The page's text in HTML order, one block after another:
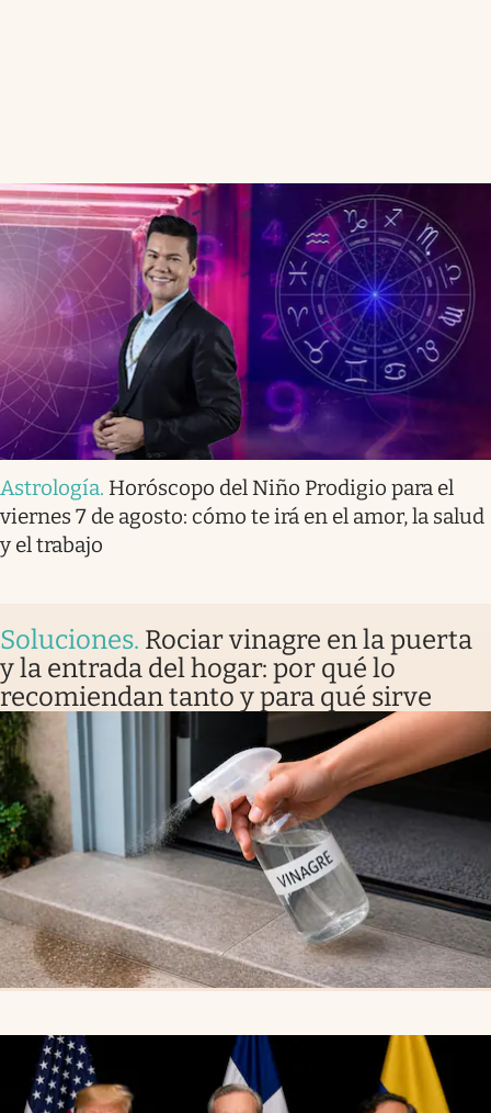
Astrología. Horóscopo del Niño Prodigio para el
viernes 7 de agosto: cómo te irá en el amor, la salud
y el trabajo
Soluciones. Rociar vinagre en la puerta
y la entrada del hogar: por qué lo
recomiendan tanto y para qué sirve